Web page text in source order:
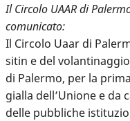
Il Circolo UAAR di
comunicato:
Il Circolo Uaar di
sitin e del
di Palermo, per la
gialla dell’Unione e da
delle pubbliche